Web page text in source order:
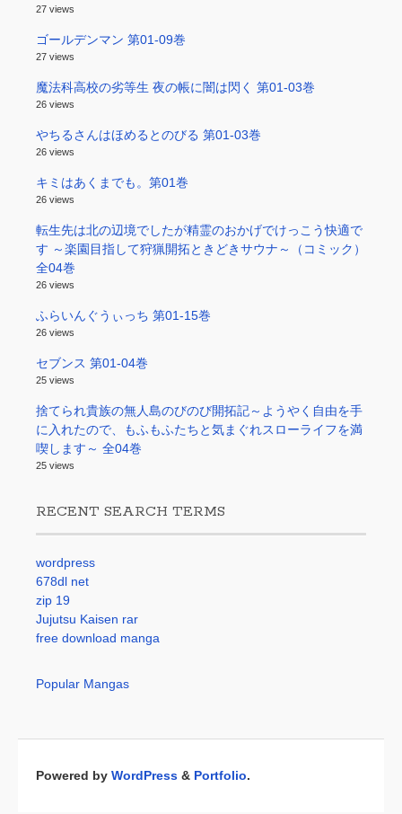
27 views
ゴールデンマン 第01-09巻
27 views
魔法科高校の劣等生 夜の帳に闇は閃く 第01-03巻
26 views
やちるさんはほめるとのびる 第01-03巻
26 views
キミはあくまでも。第01巻
26 views
転生先は北の辺境でしたが精霊のおかげでけっこう快適で
す ～楽園目指して狩猟開拓ときどきサウナ～（コミック）
全04巻
26 views
ふらいんぐうぃっち 第01-15巻
26 views
セブンス 第01-04巻
25 views
捨てられ貴族の無人島のびのび開拓記～ようやく自由を手
に入れたので、もふもふたちと気まぐれスローライフを満
喫します～ 全04巻
25 views
RECENT SEARCH TERMS
wordpress
678dl net
zip 19
Jujutsu Kaisen rar
free download manga
Popular Mangas
Powered by WordPress & Portfolio.